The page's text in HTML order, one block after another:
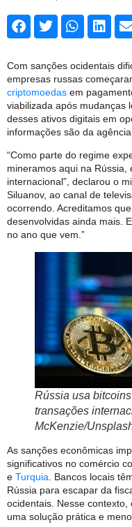
Com sanções ocidentais
empresas russas
criptomoedas em
viabilizada após mudanças
desses ativos digitais em
informações são da agência
“Como parte do regime
mineramos aqui na
internacional”, declarou o
Siluanov, ao canal de
ocorrendo. Acreditamos
desenvolvidas ainda mais.
no ano que vem.”
Rússia usa
transações
McKenzie/
As sanções econômicas
significativos no comércio
e Turquia. Bancos locais
Rússia para escapar da
ocidentais. Nesse
uma solução prática e